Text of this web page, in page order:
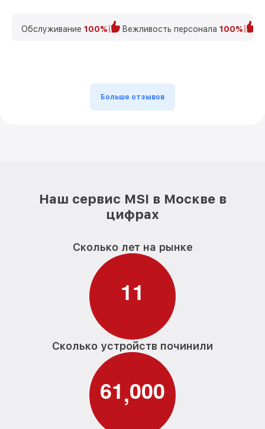
Обслуживание 100% Вежливость персонала 100%
Больше отзывов
Наш сервис MSI в Москве в
цифрах
Сколько лет на рынке
11
Сколько устройств починили
61,000